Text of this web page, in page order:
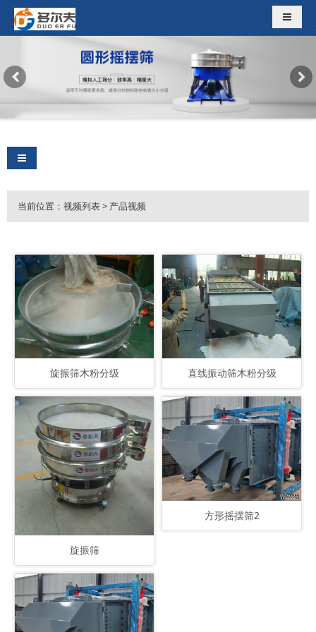
导航切
导航切换
当前位置：视频列表> 产品视频
旋振筛木粉分级 直线振动筛木粉分级
旋振筛
方形摇摆筛2